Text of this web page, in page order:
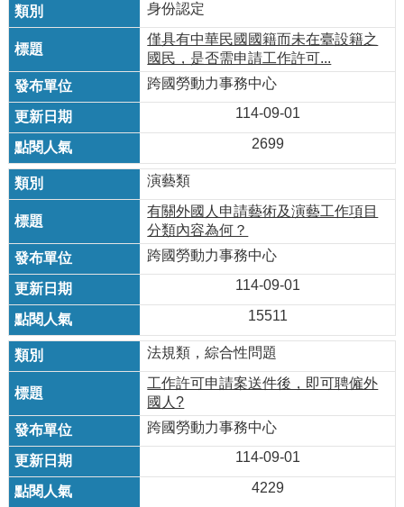
身份認定
僅具有中華民國國籍而未在臺設籍之
國民，是否需申請工作許可...
跨國勞動力事務中心
114-09-01
2699
演藝類
有關外國人申請藝術及演藝工作項目
分類內容為何？
跨國勞動力事務中心
114-09-01
15511
法規類，綜合性問題
工作許可申請案送件後，即可聘僱外
國人?
跨國勞動力事務中心
114-09-01
4229